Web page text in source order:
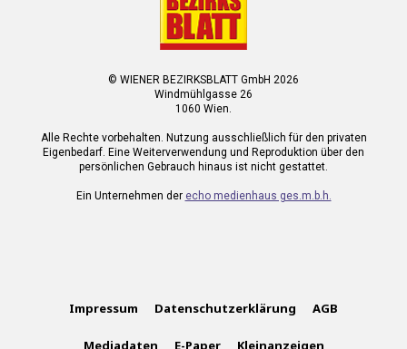
© WIENER BEZIRKSBLATT GmbH 2026
Windmühlgasse 26
1060 Wien.
Alle Rechte vorbehalten. Nutzung ausschließlich für den privaten
Eigenbedarf. Eine Weiterverwendung und Reproduktion über den
persönlichen Gebrauch hinaus ist nicht gestattet.
Ein Unternehmen der echo medienhaus ges.m.b.h.
Impressum Datenschutzerklärung AGB
Mediadaten E-Paper Kleinanzeigen